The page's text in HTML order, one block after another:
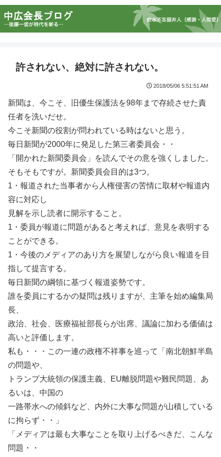
許されない、絶対に許されない。
2018/05/06 5:51:51 AM
新聞は、今こそ、旧優生保護法を98年まで存続させた責
任者を洗いだせ。
今こそ新聞の役割が問われている時はないと思う。
毎日新聞が2000年に発足した第三者委員会・・
「開かれた新聞委員会」を読んでその意を強くしました。
そもそもですが。新聞委員会目的は3つ。
1・報道された当事者から人権侵害の苦情に取材や報道内
容に対応し
見解を示し読者に開示すること。
1・委員が報道に問題があると考えれば、意見を表明する
ことができる。
1・今後のメディアのあり方を展望しながら良い報道を目
指して提言する。
毎日新聞の綱領に基づく報道姿勢です。
誰を委員にするかの疑問は残りますが、主筆を始め編集局
長、
政治、社会、医療福祉部長らが出席、議論に加わる価値は
高いと評価します。
私も・・・この一連の政権不祥事を巡って「南北朝鮮半島
の問題や、
トランプ大統領の保護主義、EU離脱問題や難民問題、あ
るいは、中国の
一路帯水への傾斜など、内外に大事な問題が山積している
に拘らず・・」
「メディアは最も大事なことを取り上げるべきだ、こんな
問題・・